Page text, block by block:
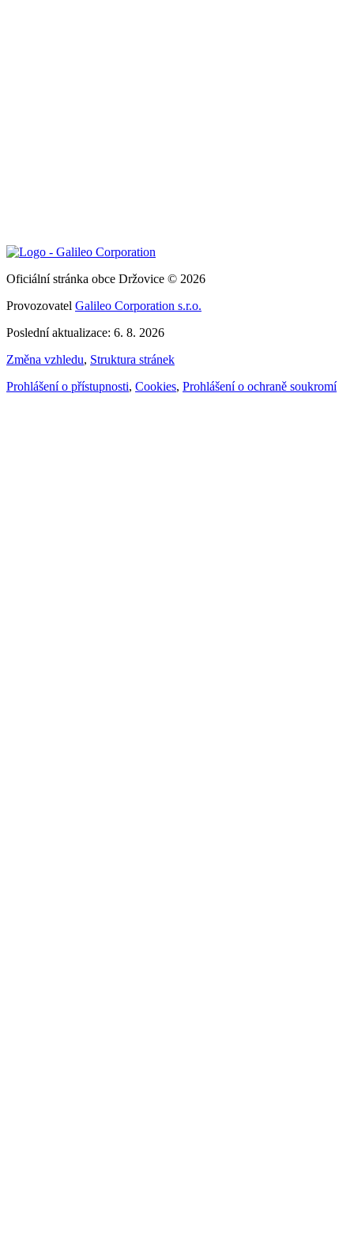
Oficiální stránka obce Držovice © 2026
Provozovatel Galileo Corporation s.r.o.
Poslední aktualizace: 6. 8. 2026
Změna vzhledu, Struktura stránek
Prohlášení o přístupnosti, Cookies, Prohlášení o ochraně soukromí